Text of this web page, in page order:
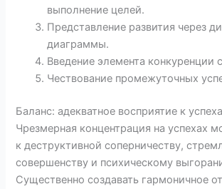
выполнение целей.
Представление развития через
диаграммы.
Введение элемента конкуренции
Чествование промежуточных
Баланс: адекватное восприятие к
Чрезмерная концентрация на успехах
к деструктивной соперничеству,
совершенству и психическому
Существенно создавать гармоничное